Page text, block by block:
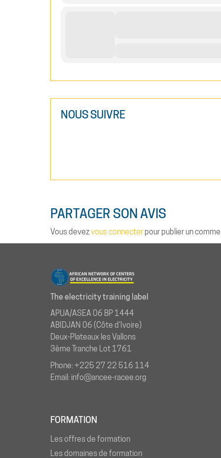
NOUS SUIVRE
PARTAGER SON AVIS
Vous devezvous connecter pour publier un
The electricity training label
APUA/ASEA 06 BP 1444
ABIDJAN 06 (Côte d’Ivoire)
Deux-Plateaux les Vallons
3ème Tranche Lot 1761
Phone: +225 27 22 516 114
Email: info@ancee-racee.org
FORMATION
Les offres de formation
Les domaines de formation